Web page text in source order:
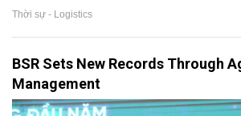
Thời sự - Logistics
BSR Sets New Records Through
Management